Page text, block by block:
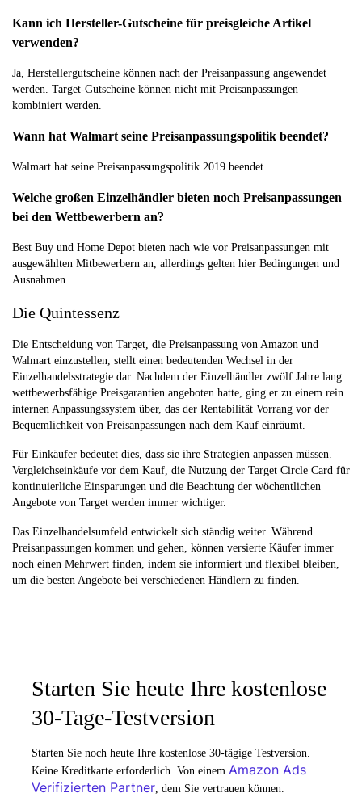
Kann ich Hersteller-Gutscheine für preisgleiche Artikel
verwenden?
Ja, Herstellergutscheine können nach der Preisanpassung angewendet
werden. Target-Gutscheine können nicht mit Preisanpassungen
kombiniert werden.
Wann hat Walmart seine Preisanpassungspolitik beendet?
Walmart hat seine Preisanpassungspolitik 2019 beendet.
Welche großen Einzelhändler bieten noch Preisanpassungen
bei den Wettbewerbern an?
Best Buy und Home Depot bieten nach wie vor Preisanpassungen mit
ausgewählten Mitbewerbern an, allerdings gelten hier Bedingungen und
Ausnahmen.
Die Quintessenz
Die Entscheidung von Target, die Preisanpassung von Amazon und
Walmart einzustellen, stellt einen bedeutenden Wechsel in der
Einzelhandelsstrategie dar. Nachdem der Einzelhändler zwölf Jahre lang
wettbewerbsfähige Preisgarantien angeboten hatte, ging er zu einem rein
internen Anpassungssystem über, das der Rentabilität Vorrang vor der
Bequemlichkeit von Preisanpassungen nach dem Kauf einräumt.
Für Einkäufer bedeutet dies, dass sie ihre Strategien anpassen müssen.
Vergleichseinkäufe vor dem Kauf, die Nutzung der Target Circle Card für
kontinuierliche Einsparungen und die Beachtung der wöchentlichen
Angebote von Target werden immer wichtiger.
Das Einzelhandelsumfeld entwickelt sich ständig weiter. Während
Preisanpassungen kommen und gehen, können versierte Käufer immer
noch einen Mehrwert finden, indem sie informiert und flexibel bleiben,
um die besten Angebote bei verschiedenen Händlern zu finden.
Starten Sie heute Ihre kostenlose
30-Tage-Testversion
Starten Sie noch heute Ihre kostenlose 30-tägige Testversion.
Keine Kreditkarte erforderlich. Von einem Amazon Ads
Verifizierten Partner, dem Sie vertrauen können.